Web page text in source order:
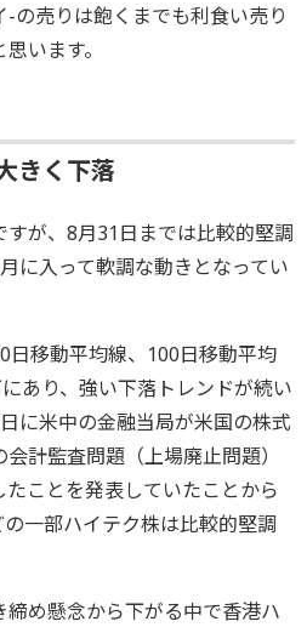
の売りは飽くまでも利食い売り
います。
きく下落
が、8月31日までは比較的堅調
に入って軟調な動きとなってい
日移動平均線、100日移動平均
あり、強い下落トレンドが続い
に米中の金融当局が米国の株式
計監査問題（上場廃止問題）
ことを発表していたことから
一部ハイテク株は比較的堅調
め懸念から下がる中で香港ハ